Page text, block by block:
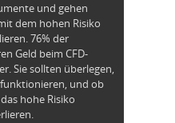
und gehen
dem hohen Risiko
76% der
Geld beim CFD-
Sie sollten überlegen,
funktionieren, und ob
hohe Risiko